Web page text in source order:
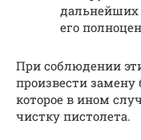
дальнейших
его
При соблюдении
произвести замену
которое в ином
чистку пистолета.